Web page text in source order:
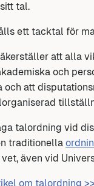
tal.
ett tacktal för
att alla
och
och att
talordning vid
traditionella
även vid
om talordning